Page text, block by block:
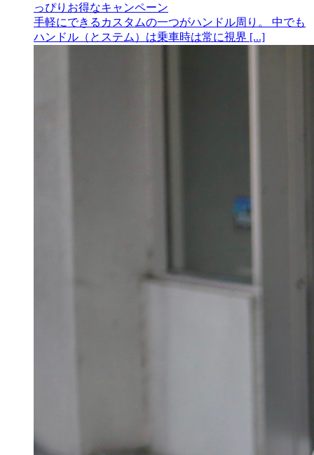
っぴりお得なキャンペーン
手軽にできるカスタムの一つがハンドル周り。 中でも
ハンドル（とステム）は乗車時は常に視界 [...]